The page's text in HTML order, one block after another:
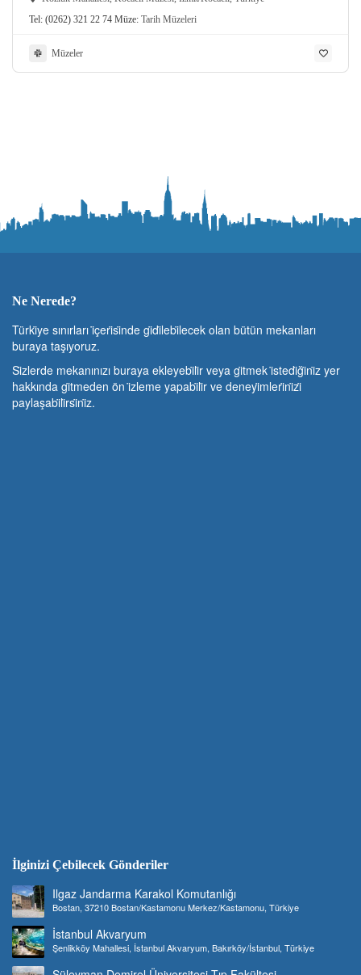
Tel: (0262) 321 22 74 Müze: Tarih Müzeleri
Müzeler
Ne Nerede?
Türki̇ye sınırları i̇çeri̇si̇nde gi̇di̇lebi̇lecek olan bütün mekanları
buraya taşıyoruz.
Si̇zlerde mekanınızı buraya ekleyebi̇li̇r veya gi̇tmek i̇stedi̇ği̇ni̇z yer
hakkında gi̇tmeden ön i̇zleme yapabi̇li̇r ve deneyi̇mleri̇ni̇zi̇
paylaşabi̇li̇rsi̇ni̇z.
İlginizi Çebilecek Gönderiler
Ilgaz Jandarma Karakol Komutanlığı
Bostan, 37210 Bostan/Kastamonu Merkez/Kastamonu, Türkiye
İstanbul Akvaryum
Şenlikköy Mahallesi, İstanbul Akvaryum, Bakırköy/İstanbul, Türkiye